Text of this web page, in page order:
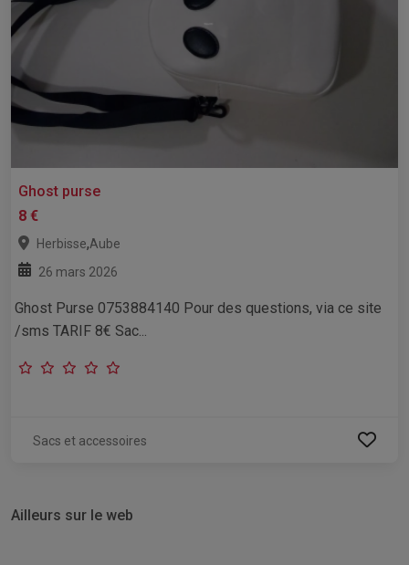
Ghost purse
8 €
Herbisse,Aube
26 mars 2026
Ghost Purse 0753884140 Pour des questions, via ce site
/sms TARIF 8€ Sac...
Sacs et accessoires
Ailleurs sur le web